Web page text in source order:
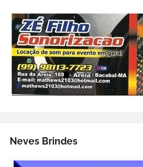
Neves Brindes